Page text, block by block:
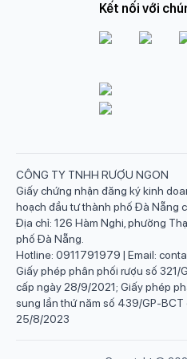
Kết nối với
CÔNG TY TNHH RƯỢU NGON
Giấy chứng nhận đăng ký kinh
hoạch đầu tư thành phố Đà Nẵng
Địa chỉ: 126 Hàm Nghi, phường
phố Đà Nẵng.
Hotline: 0911791979 | Email:
Giấy phép phân phối rượu số 321/
cấp ngày 28/9/2021; Giấy phép
sung lần thứ năm số 439/GP-
25/8/2023